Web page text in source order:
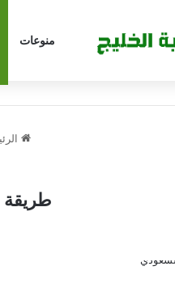
منوعات
طريقة